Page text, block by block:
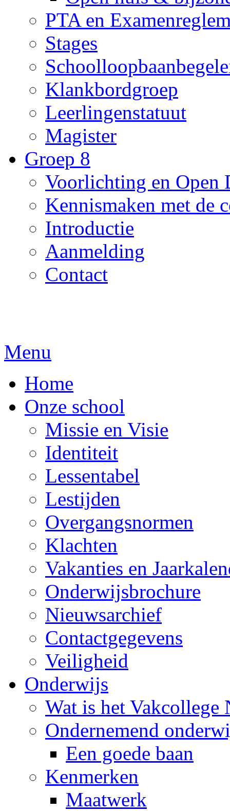
PTA en
Stages
Klankbordgroep
Leerlingenstatuut
Magister
Groep 8
Voorlichting en Open
Kennismaken met de
Introductie
Aanmelding
Contact
Menu
Home
Onze school
Missie en Visie
Identiteit
Lessentabel
Lestijden
Overgangsnormen
Klachten
Vakanties en
Onderwijsbrochure
Nieuwsarchief
Contactgegevens
Veiligheid
Onderwijs
Wat is het Vakcollege
Ondernemend
Een goede baan
Kenmerken
Maatwerk